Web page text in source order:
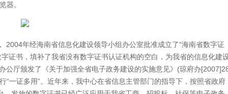
器。
年经海南省信息化建设领导小组办公室批准成立了“海南省数字证
证书，填补了我省没有数字证书认证机构的空白，为我省的信息化建
公厅颁发了《关于加强全省电子政务建设的实施意见》(琼府办
一证多用”。近年来，我中心在省信息主管部门的指导下，按照省政府